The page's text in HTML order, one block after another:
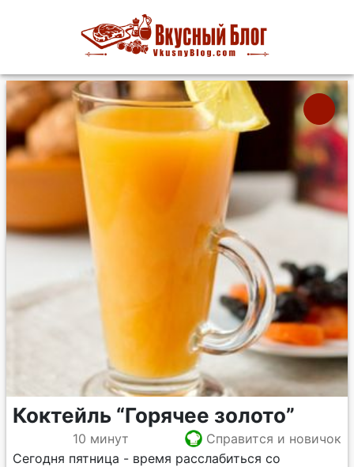
Коктейль “Горячее золото”
10 минут
Справится и новичок
Сегодня пятница - время расслабиться со